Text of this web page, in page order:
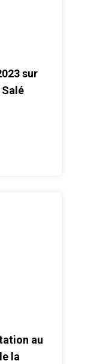
sur
Salé
au
la